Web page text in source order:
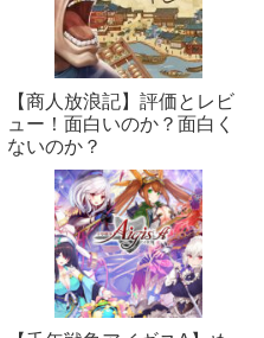
【商人放浪‪記】評価とレビ
ュー！面白いのか？面白く
ないのか？